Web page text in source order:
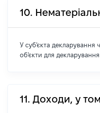
10.
У суб'єкта декларування
об'єкти для декларування
11. Доходи, у